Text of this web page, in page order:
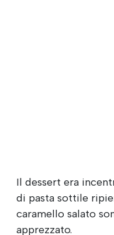
Il dessert era
di pasta sottile
caramello salato
apprezzato.